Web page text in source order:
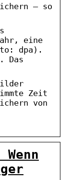
– so
eine
dpa).
Das
Zeit
von